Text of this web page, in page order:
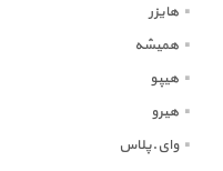
هایزر
همیشه
هیپو
هیرو
وای.پلاس